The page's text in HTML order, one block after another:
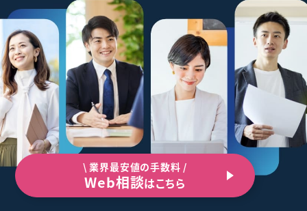
\ 業界最安値の手数料 /
Web相談はこちら